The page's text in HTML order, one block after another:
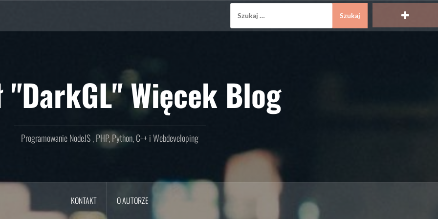
"DarkGL" Więcek Blog
Programowanie NodeJS , PHP, Python, C++ i Webdeveloping
KONTAKT O AUTORZE